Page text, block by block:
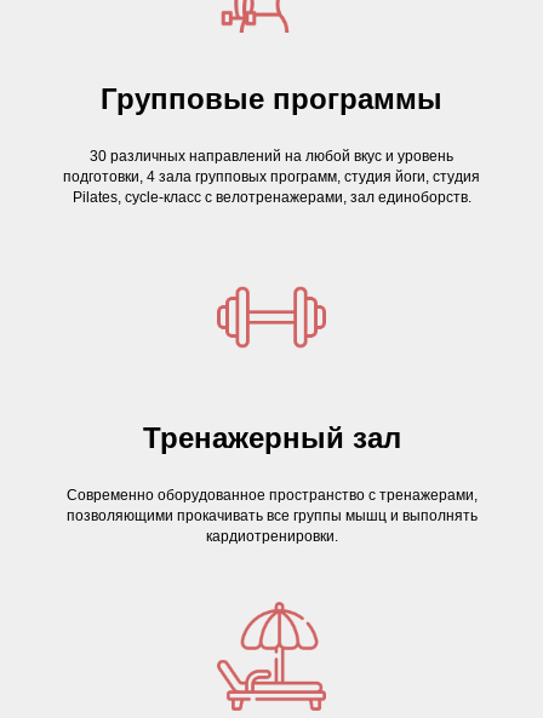
Групповые программы
30 различных направлений на любой вкус и уровень
подготовки, 4 зала групповых программ, студия йоги, студия
Pilates, cycle-класс с велотренажерами, зал единоборств.
Тренажерный зал
Современно оборудованное пространство с тренажерами,
позволяющими прокачивать все группы мышц и выполнять
кардиотренировки.